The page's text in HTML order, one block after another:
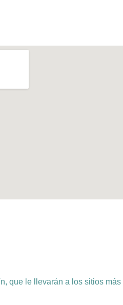
que le llevarán a los sitios más